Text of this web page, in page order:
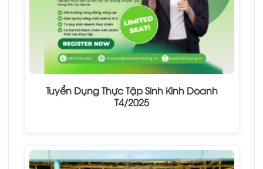
Tuyển Dụng Thực Tập Sinh Kinh Doanh
T4/2025